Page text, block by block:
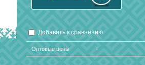
Добавить к сравнению
Оптовые цены -